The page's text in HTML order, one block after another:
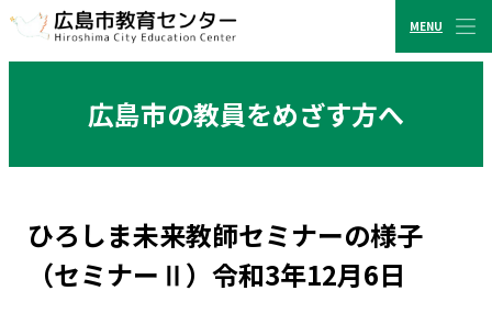
広島市教育センター
広島市の教員をめざす方へ
ひろしま未来教師セミナーの様子
（セミナーⅡ）令和3年12月6日
MENU